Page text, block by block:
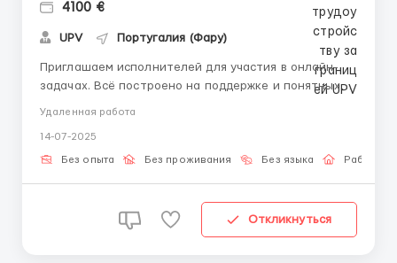
4100 €
UPV Португалия (Фару)
Приглашаем исполнителей для участия в онлайн-
задачах. Всё построено на поддержке и понятных
требований • Контакт с наставником • Возможность
выполнять задания в удобное время ...
Удаленная работа
14-07-2025
Без опыта Без проживания Без языка Работа
Откликнуться